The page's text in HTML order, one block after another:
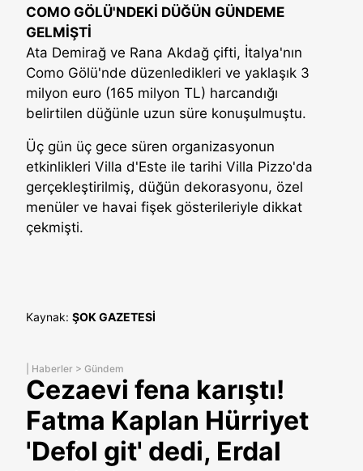
COMO GÖLÜ'NDEKİ DÜĞÜN GÜNDEME
GELMİŞTİ
Ata Demirağ ve Rana Akdağ çifti, İtalya'nın
Como Gölü'nde düzenledikleri ve yaklaşık 3
milyon euro (165 milyon TL) harcandığı
belirtilen düğünle uzun süre konuşulmuştu.
Üç gün üç gece süren organizasyonun
etkinlikleri Villa d'Este ile tarihi Villa Pizzo'da
gerçekleştirilmiş, düğün dekorasyonu, özel
menüler ve havai fişek gösterileriyle dikkat
çekmişti.
Kaynak: ŞOK GAZETESİ
Haberler > Gündem
Cezaevi fena karıştı!
Fatma Kaplan Hürriyet
'Defol git' dedi, Erdal